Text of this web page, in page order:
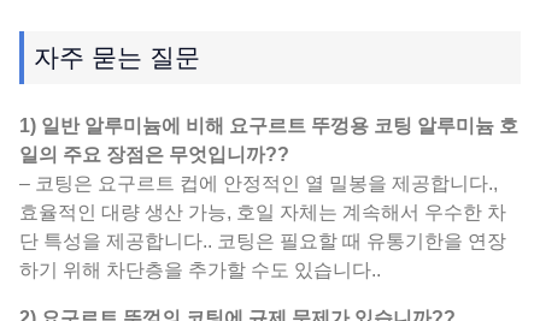
자주 묻는 질문
1) 일반 알루미늄에 비해 요구르트 뚜껑용 코팅 알루미늄 호
일의 주요 장점은 무엇입니까??
– 코팅은 요구르트 컵에 안정적인 열 밀봉을 제공합니다.,
효율적인 대량 생산 가능, 호일 자체는 계속해서 우수한 차
단 특성을 제공합니다.. 코팅은 필요할 때 유통기한을 연장
하기 위해 차단층을 추가할 수도 있습니다..